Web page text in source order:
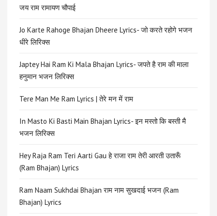
जय राम रामायण चौपाई
Jo Karte Rahoge Bhajan Dheere Lyrics- जो करते रहोगे भजन
धीरे लिरिक्स
Japtey Hai Ram Ki Mala Bhajan Lyrics- जपते है राम की माला
हनुमान भजन लिरिक्स
Tere Man Me Ram Lyrics | तेरे मन में राम
In Masto Ki Basti Main Bhajan Lyrics- इन मस्तो कि बस्ती मै
भजन लिरिक्स
Hey Raja Ram Teri Aarti Gau हे राजा राम तेरी आरती उतारूँ
(Ram Bhajan) Lyrics
Ram Naam Sukhdai Bhajan राम नाम सुखदाई भजन (Ram
Bhajan) Lyrics